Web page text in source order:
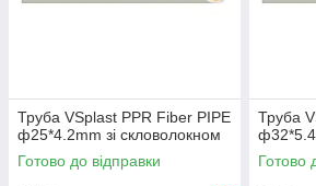
Труба VSplast PPR Fiber PIPE
ф25*4.2mm зі скловолокном
Готово до відправки
Труба
Готово